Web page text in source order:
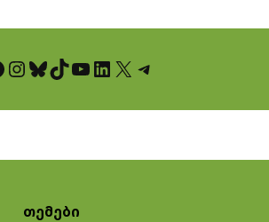
InstagramBluesky TikTok YouTube LinkedIn X Telegram
თემები